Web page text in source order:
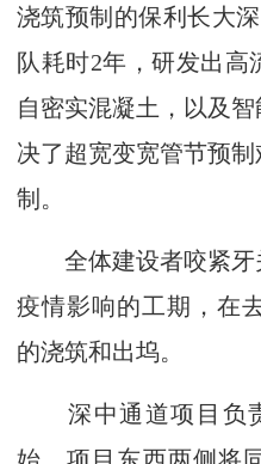
浇筑预制的保利长大
队耗时2年，研发出高
自密实混凝土，以及
决了超宽变宽管节预
制。
全体建设者咬紧牙
疫情影响的工期，在
的浇筑和出坞。
深中通道项目负责